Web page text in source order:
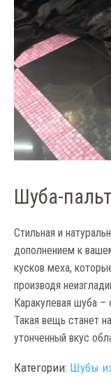
Шуба-
Стильная и
дополнением к
кусков меха,
производя
Каракулевая шуба –
Такая вещь станет
утонченный вкус
Категории: Шубы